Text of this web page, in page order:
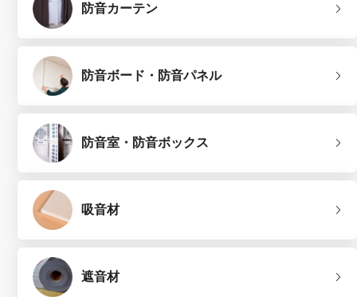
防音カーテン
防音ボード・防音パネル
防音室・防音ボックス
吸音材
遮音材